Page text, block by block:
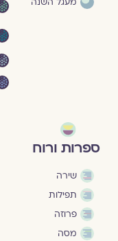
ספרות ורוח
שירה
תפילות
פרוזה
מסה